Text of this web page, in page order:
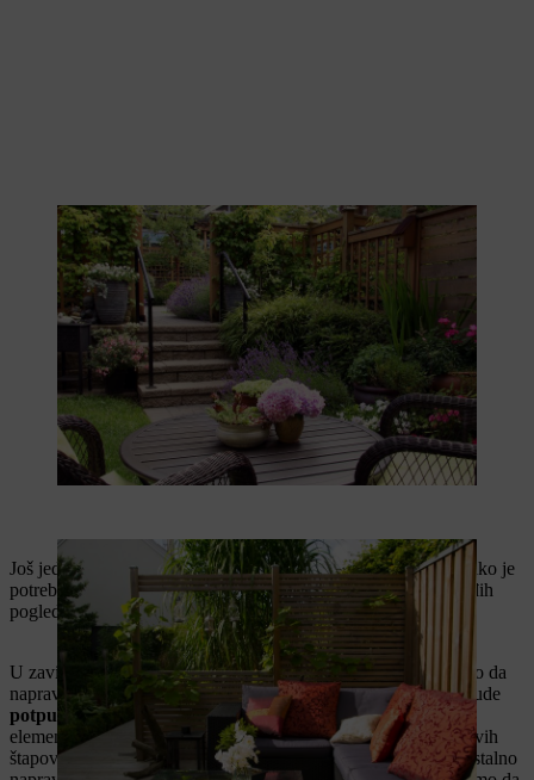
Još jedna ideja za samostalnu gradnju jezaklon od dasaka
. Iako je
potrebno nešto više održavanja, on nudi najbolju zaštitu od tuđih
pogleda zahvaljujući neprozirnim daskama.
U zavisnosti od dužine planiranog zaklona, možeš i samostalno da
napraviš kompletnu ogradu za zaštitu privatnosti. Ko želi da bude
potpuno slobodan u kreiranju,može da kombinuje različite
elemente. Tako se, na primer, neprozirni elementi od bambusovih
štapova mogu naizmenično koristiti sa rešetkama koje si samostalno